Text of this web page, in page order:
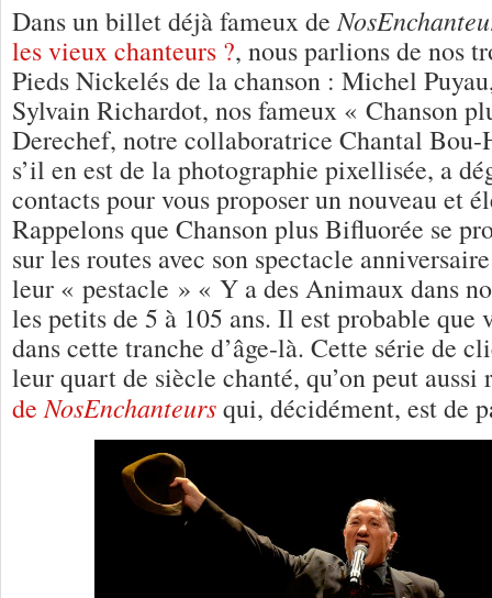
Dans un billet déjà fameux de
les vieux chanteurs ?, nous parlions de nos
Pieds Nickelés de la chanson : Michel
Sylvain Richardot, nos fameux « Chanson
Derechef, notre collaboratrice Chantal Bou-
s’il en est de la photographie pixellisée, a
contacts pour vous proposer un nouveau et
Rappelons que Chanson plus Bifluorée se
sur les routes avec son spectacle
leur « pestacle » « Y a des Animaux dans
les petits de 5 à 105 ans. Il est probable que
dans cette tranche d’âge-là. Cette série de
leur quart de siècle chanté, qu’on peut aussi
deNosEnchanteursqui, décidément, est de